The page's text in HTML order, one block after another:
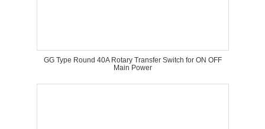
GG Type Round 40A Rotary Transfer Switch for ON OFF
Main Power